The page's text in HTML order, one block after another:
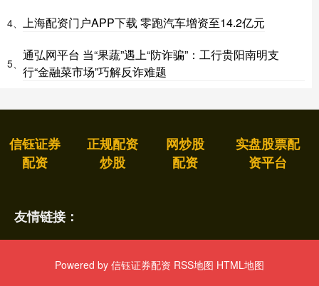
4、 上海配资门户APP下载 零跑汽车增资至14.2亿元
5、
通弘网平台 当“果蔬”遇上“防诈骗”：工行贵阳南明支
行“金融菜市场”巧解反诈难题
信钰证券
配资
正规配资
炒股
网炒股
配资
实盘股票配
资平台
友情链接：
Powered by 信钰证券配资 RSS地图 HTML地图